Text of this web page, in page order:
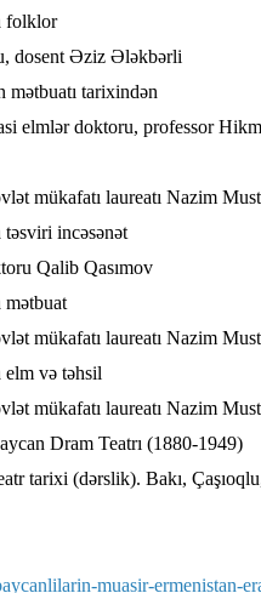
folklor
dosent Əziz Ələkbərli
mətbuatı tarixindən
elmlər doktoru, professor
mükafatı laureatı Nazim
incəsənət
Qalib Qasımov
mətbuat
mükafatı laureatı Nazim
və təhsil
mükafatı laureatı Nazim
Dram Teatrı (1880-1949)
tarixi (dərslik). Bakı,
muasir-ermenistan-